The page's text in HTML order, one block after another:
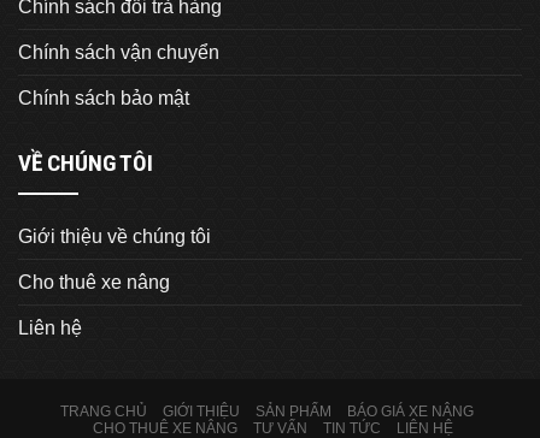
Chính sách đổi trả hàng
Chính sách vận chuyển
Chính sách bảo mật
VỀ CHÚNG TÔI
Giới thiệu về chúng tôi
Cho thuê xe nâng
Liên hệ
TRANG CHỦ GIỚI THIỆU SẢN PHẨM
BÁO GIÁ XE NÂNG
CHO THUÊ XE NÂNG
TƯ VẤN TIN TỨC LIÊN HỆ